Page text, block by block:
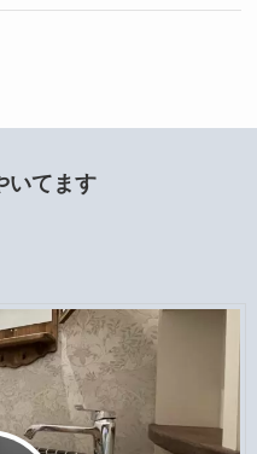
いてます